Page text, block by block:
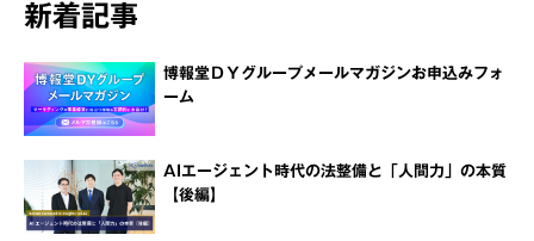
新着記事
博報堂ＤＹグループメールマガジンお申込みフォ
ーム
AIエージェント時代の法整備と「人間力」の本質
【後編】